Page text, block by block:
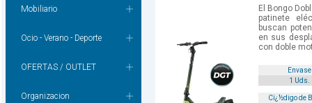
Mobiliario
Ocio - Verano - Deporte
OFERTAS / OUTLET
Organizacion
El Bongo
patinete
buscan
en sus
con doble
Envase
1 Uds.
Cï¿½digo de